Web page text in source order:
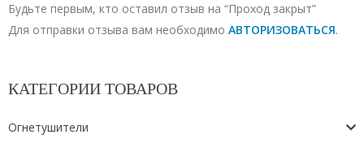
Будьте первым, кто оставил отзыв на “Проход закрыт”
Для отправки отзыва вам необходимо АВТОРИЗОВАТЬСЯ.
КАТЕГОРИИ ТОВАРОВ
Огнетушители